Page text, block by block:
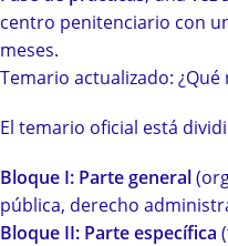
centro penitenciario con
meses.
Temario actualizado:
El temario oficial está
Bloque I: Parte general
pública, derecho
Bloque II: Parte específica